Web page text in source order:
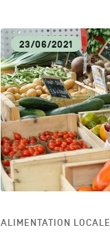
23/06/2021
ALIMENTATION LOCALE